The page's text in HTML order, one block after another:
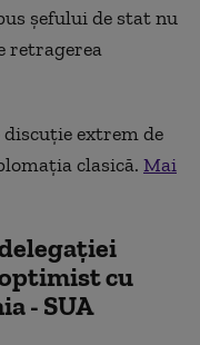
șefului de stat nu
retragerea
extrem de
clasică. Mai
cu
- SUA